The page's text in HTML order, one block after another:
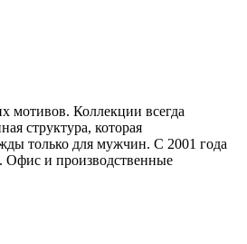
мотивов. Коллекции всегда
структура, которая
только для мужчин. С 2001 года
Офис и производственные